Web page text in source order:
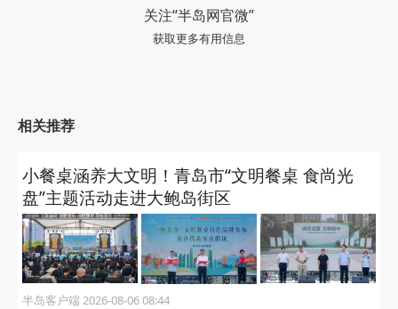
关注“半岛网官微”
获取更多有用信息
相关推荐
小餐桌涵养大文明！青岛市“文明餐桌 食尚光
盘”主题活动走进大鲍岛街区
半岛客户端 2026-08-06 08:44